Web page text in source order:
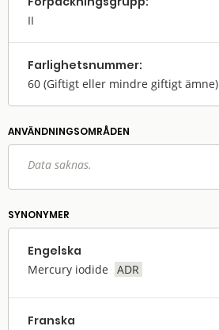
II
Farlighets­nummer:
60 (Giftigt eller mindre giftigt ämne)
ANVÄNDNINGS­OMRÅDEN
Data saknas.
SYNONYMER
Engelska
Mercury iodide ADR
Franska